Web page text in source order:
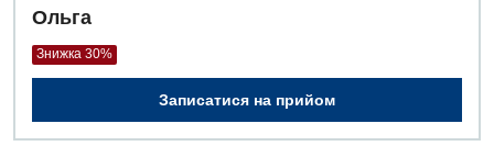
Неврологія
Нейрохірургія
Онкологічне відділлення
Ольга
Знижка 30%
Записатися на прийом